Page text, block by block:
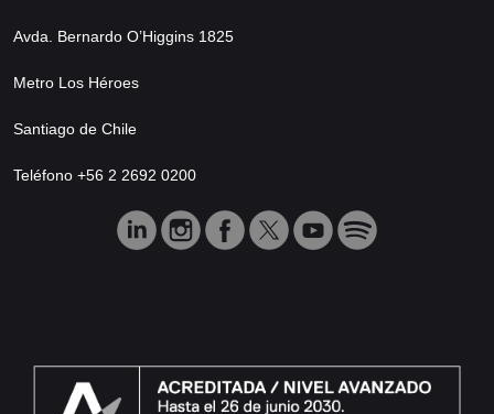
Avda. Bernardo O’Higgins 1825
Metro Los Héroes
Santiago de Chile
Teléfono +56 2 2692 0200